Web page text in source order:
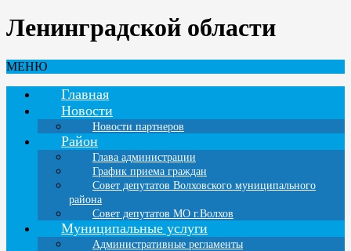
Ленинградской области
МЕНЮ
Главная
Новости
Новости партнеров
Район
Глава администрации
График приема граждан
Совет депутатов Волховского муниципального
района
Совет депутатов МО г.Волхов
Муниципальные услуги
Административные регламенты